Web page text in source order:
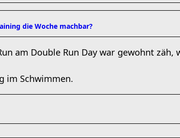
die Woche machbar?
am Double Run Day war gewohnt zäh,
im Schwimmen.